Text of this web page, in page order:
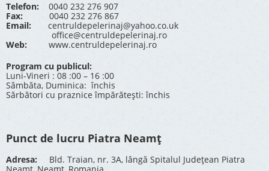
Telefon: 0040 232 276 907
Fax: 0040 232 276 867
Email:
centruldepelerinaj@yahoo.co.uk
office@centruldepelerinaj.ro
Web:
www.centruldepelerinaj.ro
Program cu publicul:
Luni-Vineri : 08 :00 – 16 :00
Sâmbăta, Duminica: închis
Sărbători cu praznice împărătești: închis
Punct de lucru Piatra Neamț
Adresa: Bld. Traian, nr. 3A, lângă Spitalul Județean Piatra